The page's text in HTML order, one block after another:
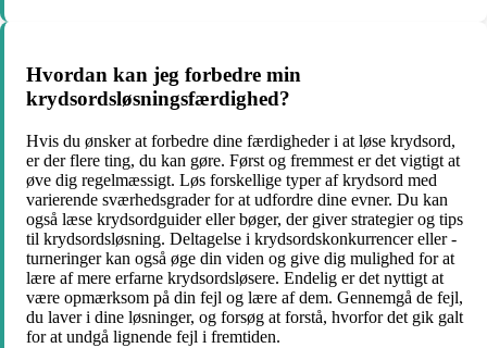
Hvordan kan jeg forbedre min
krydsordsløsningsfærdighed?
Hvis du ønsker at forbedre dine færdigheder i at løse krydsord,
er der flere ting, du kan gøre. Først og fremmest er det vigtigt at
øve dig regelmæssigt. Løs forskellige typer af krydsord med
varierende sværhedsgrader for at udfordre dine evner. Du kan
også læse krydsordguider eller bøger, der giver strategier og tips
til krydsordsløsning. Deltagelse i krydsordskonkurrencer eller -
turneringer kan også øge din viden og give dig mulighed for at
lære af mere erfarne krydsordsløsere. Endelig er det nyttigt at
være opmærksom på din fejl og lære af dem. Gennemgå de fejl,
du laver i dine løsninger, og forsøg at forstå, hvorfor det gik galt
for at undgå lignende fejl i fremtiden.